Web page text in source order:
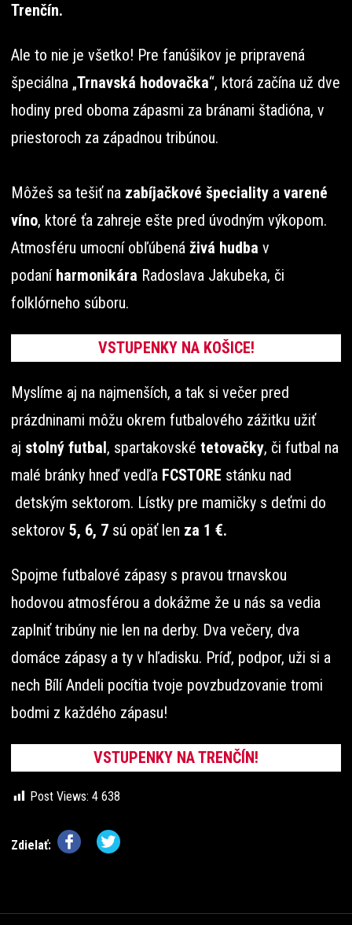
Trenčín.
Ale to nie je všetko! Pre fanúšikov je pripravená
špeciálna „Trnavská hodovačka“, ktorá začína už dve
hodiny pred oboma zápasmi za bránami štadióna, v
priestoroch za západnou tribúnou.
Môžeš sa tešiť na zabíjačkové špeciality a varené
víno, ktoré ťa zahreje ešte pred úvodným výkopom.
Atmosféru umocní obľúbená živá hudba v
podaní harmonikára Radoslava Jakubeka, či
folklórneho súboru.
VSTUPENKY NA KOŠICE!
Myslíme aj na najmenších, a tak si večer pred
prázdninami môžu okrem futbalového zážitku užiť
aj stolný futbal, spartakovské tetovačky, či futbal na
malé bránky hneď vedľa FCSTORE stánku nad
detským sektorom. Lístky pre mamičky s deťmi do
sektorov 5, 6, 7 sú opäť len za 1 €.
Spojme futbalové zápasy s pravou trnavskou
hodovou atmosférou a dokážme že u nás sa vedia
zaplniť tribúny nie len na derby. Dva večery, dva
domáce zápasy a ty v hľadisku. Príď, podpor, uži si a
nech Bílí Andeli pocítia tvoje povzbudzovanie tromi
bodmi z každého zápasu!
VSTUPENKY NA TRENČÍN!
Post Views: 4 638
Zdielať: